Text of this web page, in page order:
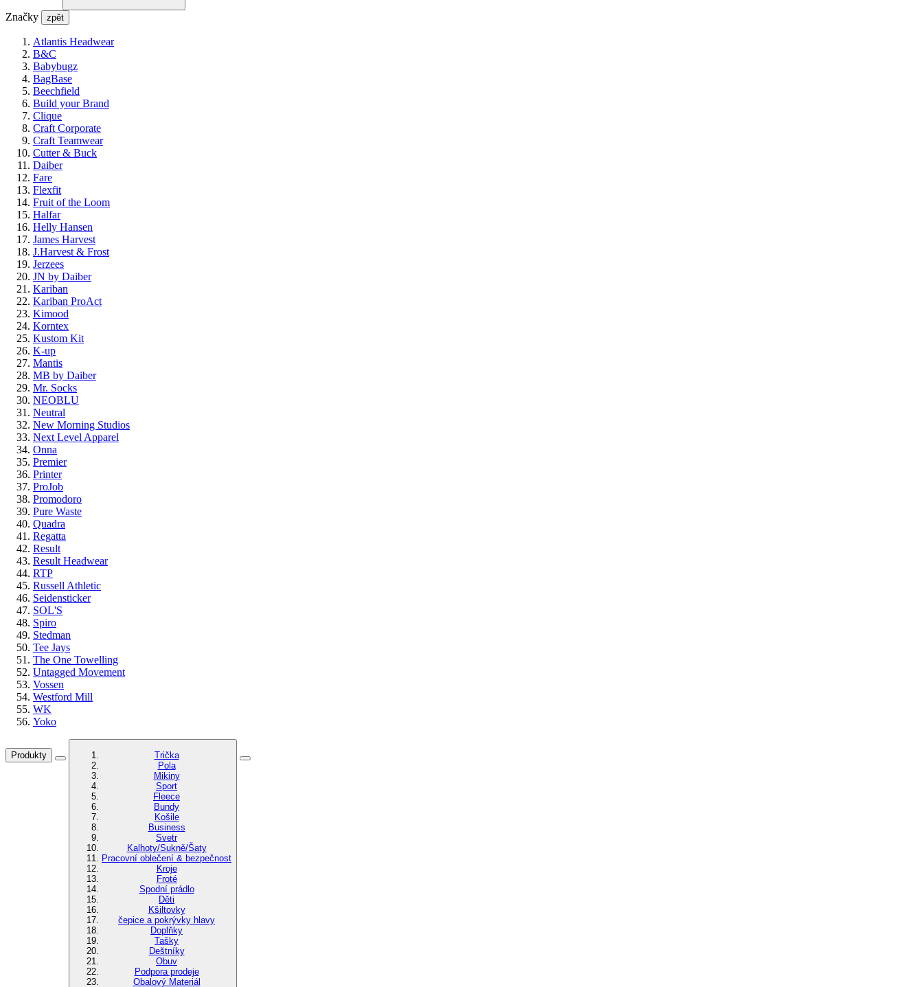
Značky zpět
Atlantis Headwear
B&C
Babybugz
BagBase
Beechfield
Build your Brand
Clique
Craft Corporate
Craft Teamwear
Cutter & Buck
Daiber
Fare
Flexfit
Fruit of the Loom
Halfar
Helly Hansen
James Harvest
J.Harvest & Frost
Jerzees
JN by Daiber
Kariban
Kariban ProAct
Kimood
Korntex
Kustom Kit
K-up
Mantis
MB by Daiber
Mr. Socks
NEOBLU
Neutral
New Morning Studios
Next Level Apparel
Onna
Premier
Printer
ProJob
Promodoro
Pure Waste
Quadra
Regatta
Result
Result Headwear
RTP
Russell Athletic
Seidensticker
SOL'S
Spiro
Stedman
Tee Jays
The One Towelling
Untagged Movement
Vossen
Westford Mill
WK
Yoko
Produkty
Trička
Pola
Mikiny
Sport
Fleece
Bundy
Košile
Business
Svetr
Kalhoty/Sukně/Šaty
Pracovní oblečení & bezpečnost
Kroje
Froté
Spodní prádlo
Děti
Kšiltovky
čepice a pokrývky hlavy
Doplňky
Tašky
Deštníky
Obuv
Podpora prodeje
Obalový Materiál